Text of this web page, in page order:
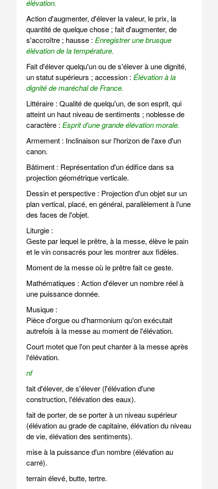
élévation.
Action d'augmenter, d'élever la valeur, le prix, la
quantité de quelque chose ; fait d'augmenter, de
s'accroître ; hausse : Enregistrer une brusque
élévation de la température.
Fait d'élever quelqu'un ou de s'élever à une dignité,
un statut supérieurs ; accession : Élévation à la
dignité de maréchal de France.
Littéraire : Qualité de quelqu'un, de son esprit, qui
atteint un haut niveau de sentiments ; noblesse de
caractère : Esprit d'une grande élévation morale.
Armement : Inclinaison sur l'horizon de l'axe d'un
canon.
Bâtiment : Représentation d'un édifice dans sa
projection géométrique verticale.
Dessin et perspective : Projection d'un objet sur un
plan vertical, placé, en général, parallèlement à l'une
des faces de l'objet.
Liturgie :
Geste par lequel le prêtre, à la messe, élève le pain
et le vin consacrés pour les montrer aux fidèles.
Moment de la messe où le prêtre fait ce geste.
Mathématiques : Action d'élever un nombre réel à
une puissance donnée.
Musique :
Pièce d'orgue ou d'harmonium qu'on exécutait
autrefois à la messe au moment de l'élévation.
Court motet que l'on peut chanter à la messe après
l'élévation.
nf
fait d'élever, de s'élever (l'élévation d'une
construction, l'élévation des eaux).
fait de porter, de se porter à un niveau supérieur
(élévation au grade de capitaine, élévation du niveau
de vie, élévation des sentiments).
mise à la puissance d'un nombre (élévation au
carré).
terrain élevé, butte, tertre.